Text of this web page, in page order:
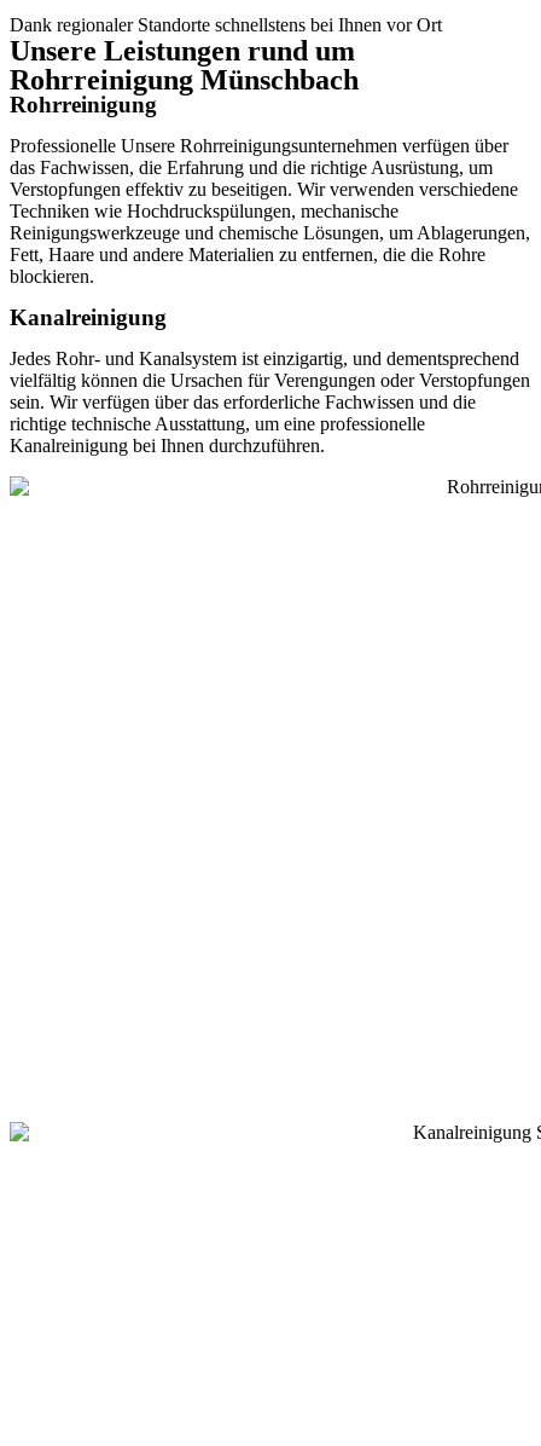
Dank regionaler Standorte schnellstens bei Ihnen vor Ort
Unsere Leistungen rund um
Rohrreinigung Münschbach
Rohrreinigung
Professionelle Unsere Rohrreinigungsunternehmen verfügen über
das Fachwissen, die Erfahrung und die richtige Ausrüstung, um
Verstopfungen effektiv zu beseitigen. Wir verwenden verschiedene
Techniken wie Hochdruckspülungen, mechanische
Reinigungswerkzeuge und chemische Lösungen, um Ablagerungen,
Fett, Haare und andere Materialien zu entfernen, die die Rohre
blockieren.
Kanalreinigung
Jedes Rohr- und Kanalsystem ist einzigartig, und dementsprechend
vielfältig können die Ursachen für Verengungen oder Verstopfungen
sein. Wir verfügen über das erforderliche Fachwissen und die
richtige technische Ausstattung, um eine professionelle
Kanalreinigung bei Ihnen durchzuführen.